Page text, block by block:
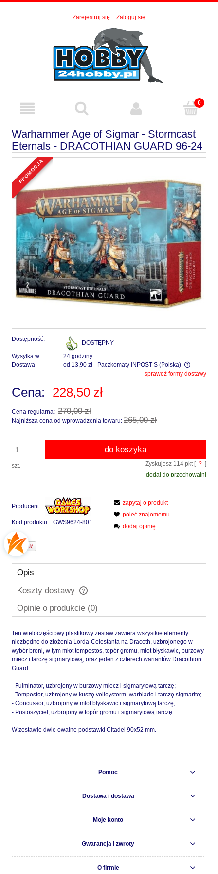
Zarejestruj się Zaloguj się
Warhammer Age of Sigmar - Stormcast
Eternals - DRACOTHIAN GUARD 96-24
promocja
Dostępność:
DOSTĘPNY
Wysyłka w:
24 godziny
Dostawa:
od 13,90 zł - Paczkomaty INPOST S (Polska)
Cena nie zawiera ewentualnych kosztów płatnościsprawdź formy dostawy
Cena: 228,50 zł
Cena regularna: 270,00 zł
Najniższa cena od wprowadzenia towaru: 265,00 zł
szt.
do koszyka
Zyskujesz 114 pkt [ ? ]
dodaj do przechowalni
Producent:
Kod produktu: GWS9624-801
zapytaj o produkt
poleć znajomemu
dodaj opinię
Opis
Koszty dostawy
Cena nie zawiera ewentualnych kosztów płatności
Opinie o produkcie (0)
Ten wieloczęściowy plastikowy zestaw zawiera wszystkie elementy
niezbędne do złożenia Lorda-Celestanta na Dracoth, uzbrojonego w
wybór broni, w tym młot tempestos, topór gromu, młot błyskawic, burzowy
miecz i tarczę sigmarytową, oraz jeden z czterech wariantów Dracothion
Guard:
- Fulminator, uzbrojony w burzowy miecz i sigmarytową tarczę;
- Tempestor, uzbrojony w kuszę volleystorm, warblade i tarczę sigmarite;
- Concussor, uzbrojony w młot błyskawic i sigmarytową tarczę;
- Pustoszyciel, uzbrojony w topór gromu i sigmarytową tarczę.
W zestawie dwie owalne podstawki Citadel 90x52 mm.
Pomoc
Dostawa i dostawa
Moje konto
Gwarancja i zwroty
O firmie